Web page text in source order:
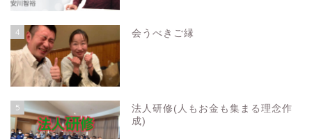
4 会うべきご縁
5
法人研修(人もお金も集まる理念作
成)